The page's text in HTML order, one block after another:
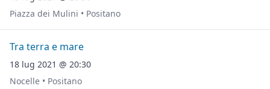
Piazza dei Mulini • Positano
Tra terra e mare
18 lug 2021 @ 20:30
Nocelle • Positano